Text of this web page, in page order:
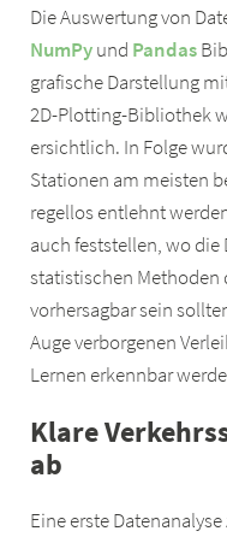
Die Auswertung von
NumPyund Pandas
grafische Darstellung
2D-Plotting-Bibliothek
ersichtlich. In Folge
Stationen am meisten
regellos entlehnt
auch feststellen, wo die
statistischen Methoden
vorhersagbar sein
Auge verborgenen
Lernen erkennbar
Klare
ab
Eine erste